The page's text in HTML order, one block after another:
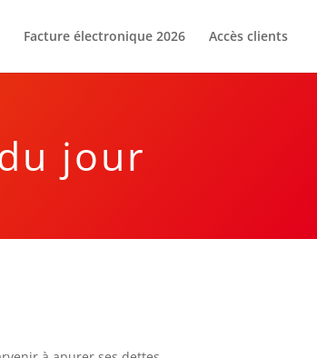
Facture électronique 2026 Accès clients
jour